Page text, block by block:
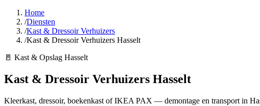
Home
/Diensten
/Kast & Dressoir Verhuizers
/Kast & Dressoir Verhuizers Hasselt
🚪 Kast & Opslag Hasselt
Kast & Dressoir Verhuizers Hasselt
Kleerkast, dressoir, boekenkast of IKEA PAX — demontage en transport in